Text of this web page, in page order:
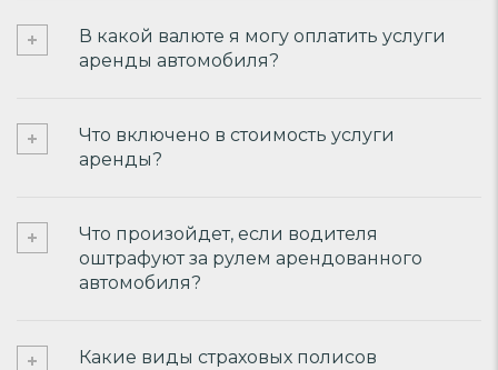
В какой валюте я могу оплатить услуги
аренды автомобиля?
Что включено в стоимость услуги
аренды?
Что произойдет, если водителя
оштрафуют за рулем арендованного
автомобиля?
Какие виды страховых полисов